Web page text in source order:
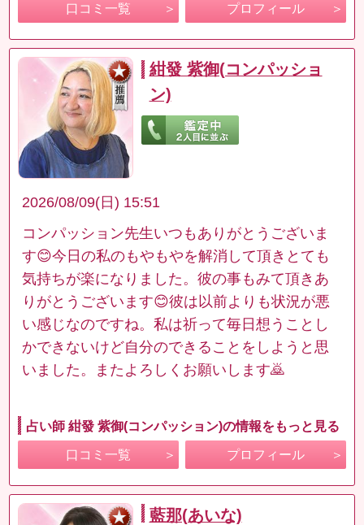
口コミ一覧 プロフィール
紺發 紫御(コンパッショ
ン)
2026/08/09(日) 15:51
コンパッション先生いつもありがとうございま
す😊今日の私のもやもやを解消して頂きとても
気持ちが楽になりました。彼の事もみて頂きあ
りがとうございます😊彼は以前よりも状況が悪
い感じなのですね。私は祈って毎日想うことし
かできないけど自分のできることをしようと思
いました。またよろしくお願いします🙇
占い師 紺發 紫御(コンパッション)の情報をもっと見る
口コミ一覧 プロフィール
藍那(あいな)